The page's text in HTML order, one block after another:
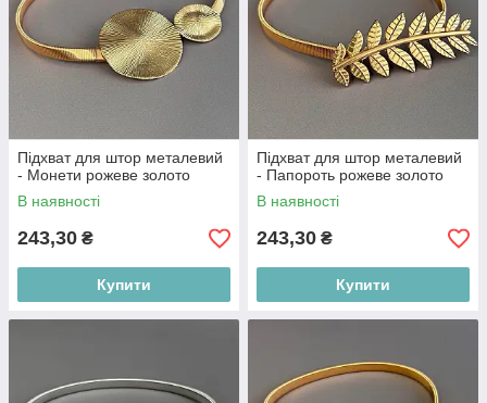
Підхват для штор металевий
- Монети рожеве золото
В наявності
243,30 ₴
Купити
Підхват для штор металевий
- Папороть рожеве золото
В наявності
243,30 ₴
Купити